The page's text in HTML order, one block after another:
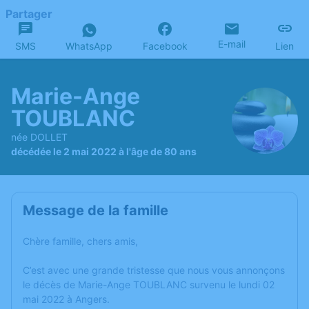
Partager
SMS WhatsApp Facebook E-mail Lien
Marie-Ange
TOUBLANC
née DOLLET
décédée le 2 mai 2022 à l'âge de 80 ans
Message de la famille
Chère famille, chers amis,
C’est avec une grande tristesse que nous vous annonçons
le décès de Marie-Ange TOUBLANC survenu le lundi 02
mai 2022 à Angers.